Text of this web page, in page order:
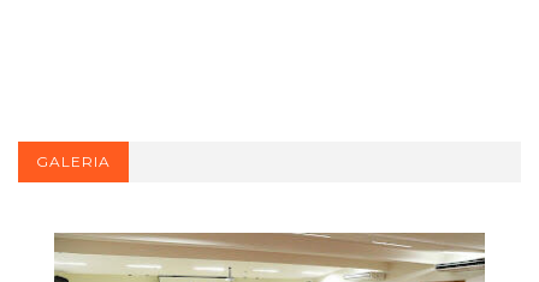
GALERIA